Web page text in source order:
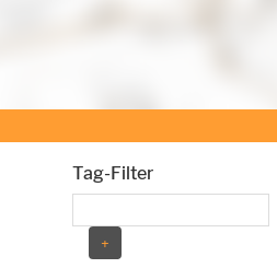
Tag-Filter